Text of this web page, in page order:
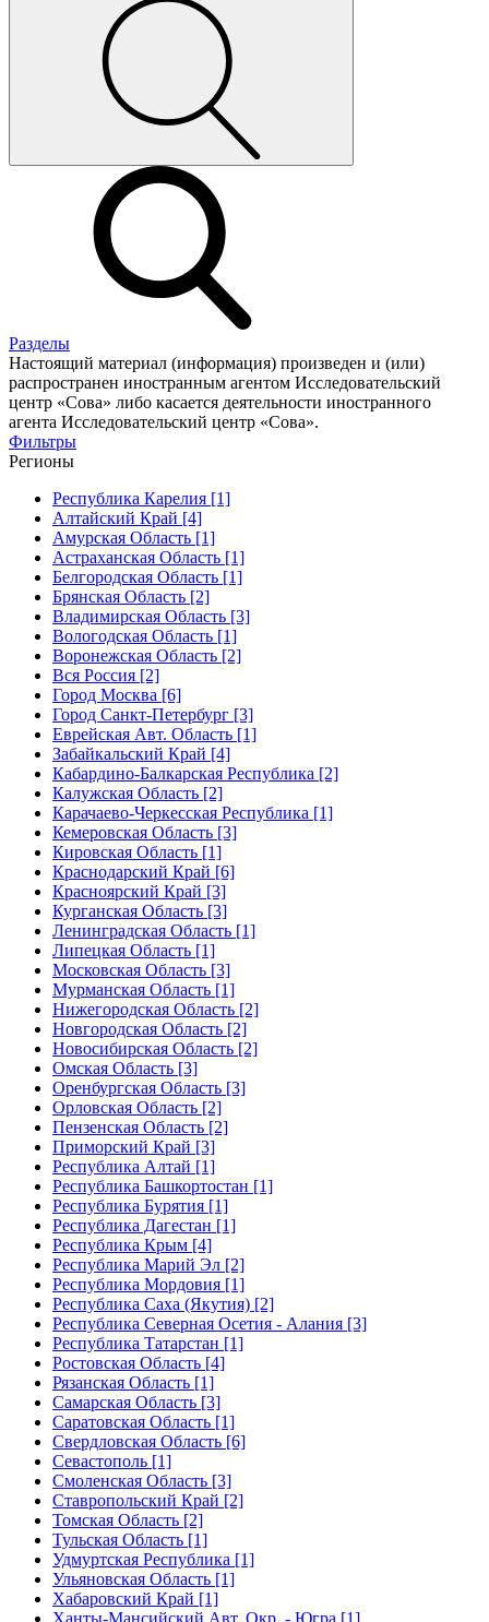
Разделы
Настоящий материал (информация) произведен и (или)
распространен иностранным агентом Исследовательский
центр «Сова» либо касается деятельности иностранного
агента Исследовательский центр «Сова».
Фильтры
Регионы
Республика Карелия [1]
Алтайский Край [4]
Амурская Область [1]
Астраханская Область [1]
Белгородская Область [1]
Брянская Область [2]
Владимирская Область [3]
Вологодская Область [1]
Воронежская Область [2]
Вся Россия [2]
Город Москва [6]
Город Санкт-Петербург [3]
Еврейская Авт. Область [1]
Забайкальский Край [4]
Кабардино-Балкарская Республика [2]
Калужская Область [2]
Карачаево-Черкесская Республика [1]
Кемеровская Область [3]
Кировская Область [1]
Краснодарский Край [6]
Красноярский Край [3]
Курганская Область [3]
Ленинградская Область [1]
Липецкая Область [1]
Московская Область [3]
Мурманская Область [1]
Нижегородская Область [2]
Новгородская Область [2]
Новосибирская Область [2]
Омская Область [3]
Оренбургская Область [3]
Орловская Область [2]
Пензенская Область [2]
Приморский Край [3]
Республика Алтай [1]
Республика Башкортостан [1]
Республика Бурятия [1]
Республика Дагестан [1]
Республика Крым [4]
Республика Марий Эл [2]
Республика Мордовия [1]
Республика Саха (Якутия) [2]
Республика Северная Осетия - Алания [3]
Республика Татарстан [1]
Ростовская Область [4]
Рязанская Область [1]
Самарская Область [3]
Саратовская Область [1]
Свердловская Область [6]
Севастополь [1]
Смоленская Область [3]
Ставропольский Край [2]
Томская Область [2]
Тульская Область [1]
Удмуртская Республика [1]
Ульяновская Область [1]
Хабаровский Край [1]
Ханты-Мансийский Авт. Окр. - Югра [1]